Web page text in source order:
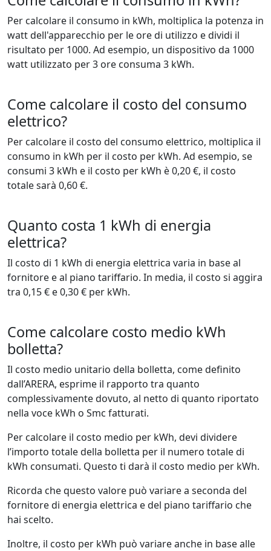
Per calcolare il consumo in kWh, moltiplica la potenza in
watt dell'apparecchio per le ore di utilizzo e dividi il
risultato per 1000. Ad esempio, un dispositivo da 1000
watt utilizzato per 3 ore consuma 3 kWh.
Come calcolare il costo del consumo
elettrico?
Per calcolare il costo del consumo elettrico, moltiplica il
consumo in kWh per il costo per kWh. Ad esempio, se
consumi 3 kWh e il costo per kWh è 0,20 €, il costo
totale sarà 0,60 €.
Quanto costa 1 kWh di energia
elettrica?
Il costo di 1 kWh di energia elettrica varia in base al
fornitore e al piano tariffario. In media, il costo si aggira
tra 0,15 € e 0,30 € per kWh.
Come calcolare costo medio kWh
bolletta?
Il costo medio unitario della bolletta, come definito
dall’ARERA, esprime il rapporto tra quanto
complessivamente dovuto, al netto di quanto riportato
nella voce kWh o Smc fatturati.
Per calcolare il costo medio per kWh, devi dividere
l’importo totale della bolletta per il numero totale di
kWh consumati. Questo ti darà il costo medio per kWh.
Ricorda che questo valore può variare a seconda del
fornitore di energia elettrica e del piano tariffario che
hai scelto.
Inoltre, il costo per kWh può variare anche in base alle